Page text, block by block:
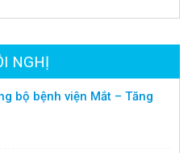
NGHỊ
bộ bệnh viện Mắt – Tăng